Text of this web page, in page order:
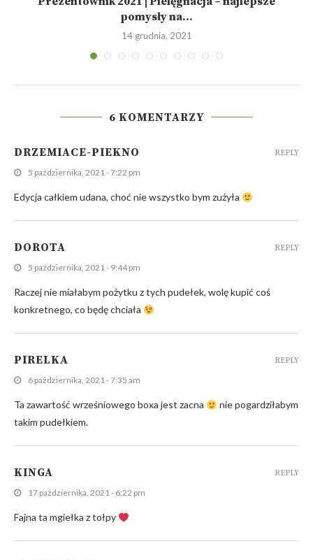
pomysły na...
14 grudnia, 2021
6 KOMENTARZY
DRZEMIACE-PIEKNO
5 października, 2021 - 7:22 pm
Edycja całkiem udana, choć nie wszystko bym zużyła
REPLY
DOROTA
5 października, 2021 - 9:44 pm
Raczej nie miałabym pożytku z tych pudełek, wolę kupić coś
konkretnego, co będę chciała
REPLY
PIRELKA
6 października, 2021 - 7:35 am
Ta zawartość wrześniowego boxa jest zacna
nie pogardziłabym
takim pudełkiem.
REPLY
KINGA
17 października, 2021 - 6:22 pm
Fajna ta mgiełka z tołpy
REPLY